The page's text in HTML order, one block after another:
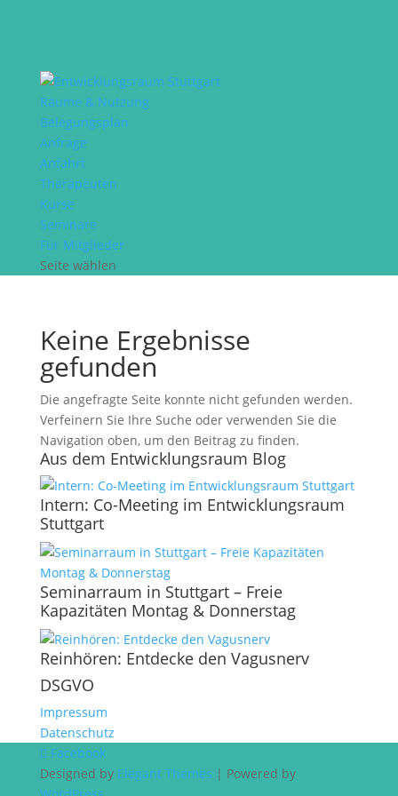
Räume & Nutzung
Belegungsplan
Anfrage
Anfahrt
Therapeuten
Kurse
Seminare
Für Mitglieder
Seite wählen
Keine Ergebnisse
gefunden
Die angefragte Seite konnte nicht gefunden werden.
Verfeinern Sie Ihre Suche oder verwenden Sie die
Navigation oben, um den Beitrag zu finden.
Aus dem Entwicklungsraum Blog
Intern: Co-Meeting im Entwicklungsraum
Stuttgart
Seminarraum in Stuttgart – Freie
Kapazitäten Montag & Donnerstag
Reinhören: Entdecke den Vagusnerv
DSGVO
Impressum
Datenschutz
Facebook
Designed by Elegant Themes | Powered by